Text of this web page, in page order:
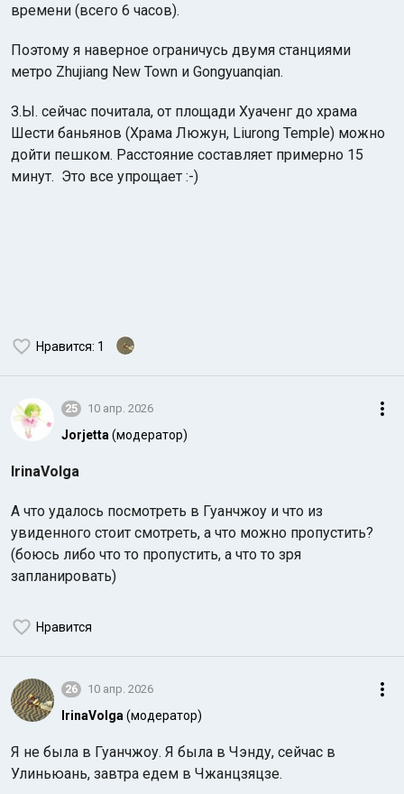
времени (всего 6 часов).
Поэтому я наверное ограничусь двумя станциями
метро Zhujiang New Town и Gongyuanqian.
З.Ы. сейчас почитала, от площади Хуаченг до храма
Шести баньянов (Храма Люжун, Liurong Temple) можно
дойти пешком. Расстояние составляет примерно 15
минут. Это все упрощает :-)
Нравится: 1
25 10 апр. 2026
Jorjetta (модератор)
IrinaVolga
А что удалось посмотреть в Гуанчжоу и что из
увиденного стоит смотреть, а что можно пропустить?
(боюсь либо что то пропустить, а что то зря
запланировать)
Нравится
26 10 апр. 2026
IrinaVolga (модератор)
Я не была в Гуанчжоу. Я была в Чэнду, сейчас в
Улиньюань, завтра едем в Чжанцзяцзе.